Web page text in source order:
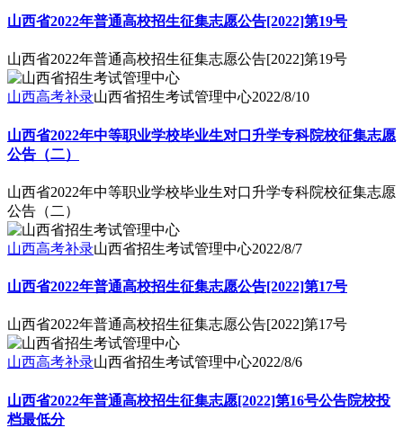
山西省2022年普通高校招生征集志愿公告[2022]第19号
山西省2022年普通高校招生征集志愿公告[2022]第19号
山西高考补录山西省招生考试管理中心2022/8/10
山西省2022年中等职业学校毕业生对口升学专科院校征集志愿
公告（二）
山西省2022年中等职业学校毕业生对口升学专科院校征集志愿
公告（二）
山西高考补录山西省招生考试管理中心2022/8/7
山西省2022年普通高校招生征集志愿公告[2022]第17号
山西省2022年普通高校招生征集志愿公告[2022]第17号
山西高考补录山西省招生考试管理中心2022/8/6
山西省2022年普通高校招生征集志愿[2022]第16号公告院校投
档最低分